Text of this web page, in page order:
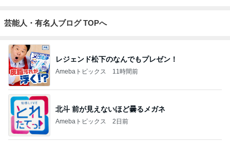
芸能人・有名人ブログ TOPへ
レジェンド松下のなんでもプレゼン！
Amebaトピックス 11時間前
北斗 前が見えないほど曇るメガネ
Amebaトピックス 2日前